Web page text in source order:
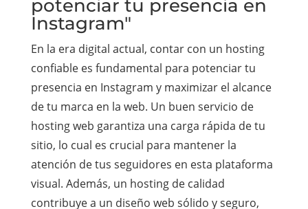
potenciar tu presencia en
Instagram"
En la era digital actual, contar con un hosting
confiable es fundamental para potenciar tu
presencia en Instagram y maximizar el alcance
de tu marca en la web. Un buen servicio de
hosting web garantiza una carga rápida de tu
sitio, lo cual es crucial para mantener la
atención de tus seguidores en esta plataforma
visual. Además, un hosting de calidad
contribuye a un diseño web sólido y seguro,